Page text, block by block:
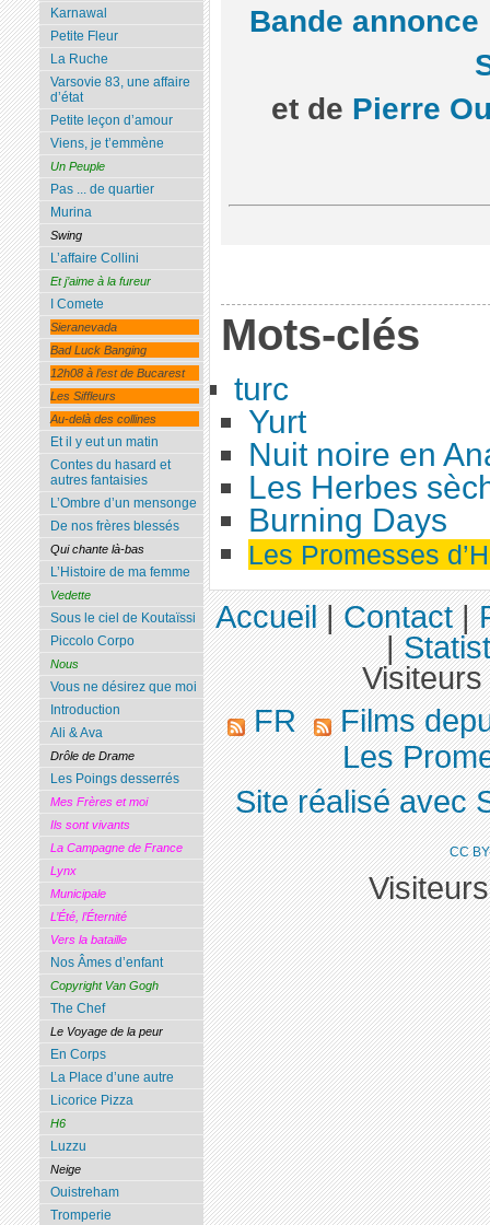
Bande annonce
et de Pierre
Mots-clés
turc
Yurt
Nuit noire en
Les Herbes
Burning Days
Les Promesses
Karnawal
Petite Fleur
La Ruche
Varsovie 83, une affaire
d’état
Petite leçon d’amour
Viens, je t’emmène
Un Peuple
Pas ... de quartier
Murina
Swing
L’affaire Collini
Et j’aime à la fureur
I Comete
Sieranevada
Bad Luck Banging
12h08 à l’est de Bucarest
Les Siffleurs
Au-delà des collines
Et il y eut un matin
Contes du hasard et
autres fantaisies
L’Ombre d’un mensonge
De nos frères blessés
Qui chante là-bas
L’Histoire de ma femme
Vedette
Sous le ciel de Koutaïssi
Piccolo Corpo
Nous
Vous ne désirez que moi
Introduction
Ali & Ava
Drôle de Drame
Les Poings desserrés
Mes Frères et moi
Ils sont vivants
La Campagne de France
Lynx
Municipale
L’Été, l’Éternité
Vers la bataille
Nos Âmes d’enfant
Copyright Van Gogh
The Chef
Le Voyage de la peur
En Corps
La Place d’une autre
Licorice Pizza
H6
Luzzu
Neige
Ouistreham
Tromperie
Accueil|Contact|
|
FR
Films
Les
Site réalisé avec
CC